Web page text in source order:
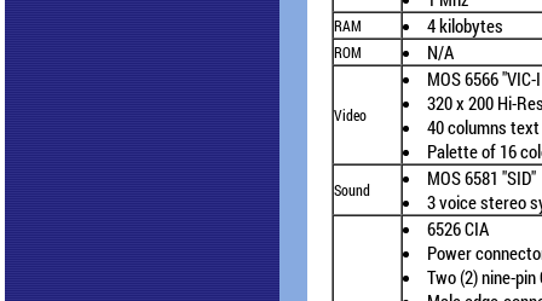
RAM 4 kilobytes
ROM N/A
Video
MOS 6566 "VIC-
320 x 200 Hi-
40 columns text
Palette of 16
Sound
MOS 6581 "SID"
3 voice stereo
6526 CIA
Power
Two (2) nine-